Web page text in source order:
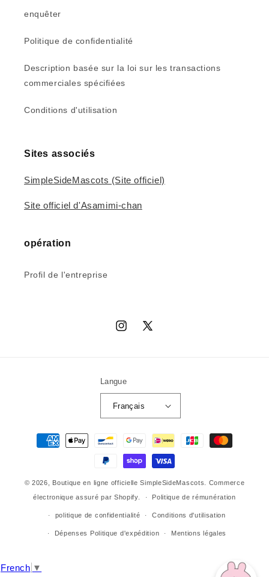
enquêter
Politique de confidentialité
Description basée sur la loi sur les transactions
commerciales spécifiées
Conditions d'utilisation
Sites associés
SimpleSideMascots (Site officiel)
Site officiel d'Asamimi-chan
opération
Profil de l'entreprise
Instagram
X
Langue
Français
Moyens
© 2026, Boutique en ligne officielle SimpleSideMascots. Commerce
électronique assuré par Shopify.
Politique de rémunération
politique de confidentialité Conditions d'utilisation
Dépenses Politique d'expédition Mentions légales
French ▼